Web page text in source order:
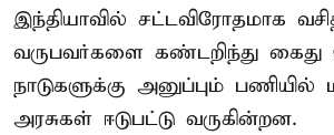
இந்தியாவில் சட்டவிரோதமாக
வருபவர்களை கண்டறிந்து
நாடுகளுக்கு அனுப்பும் பணியில்
அரசுகள் ஈடுபட்டு வருகின்றன.